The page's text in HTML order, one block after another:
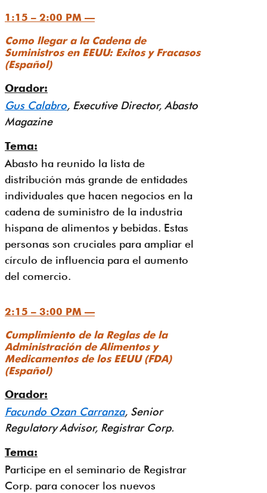
1:15 – 2:00 PM —
Como llegar a la Cadena de
Suministros en EEUU: Exitos y Fracasos
(Español)
Orador:
Gus Calabro, Executive Director, Abasto
Magazine
Tema:
Abasto ha reunido la lista de
distribución más grande de entidades
individuales que hacen negocios en la
cadena de suministro de la industria
hispana de alimentos y bebidas. Estas
personas son cruciales para ampliar el
círculo de influencia para el aumento
del comercio.
2:15 – 3:00 PM —
Cumplimiento de la Reglas de la
Administración de Alimentos y
Medicamentos de los EEUU (FDA)
(Español)
Orador:
Facundo Ozan Carranza, Senior
Regulatory Advisor, Registrar Corp.
Tema:
Participe en el seminario de Registrar
Corp. para conocer los nuevos